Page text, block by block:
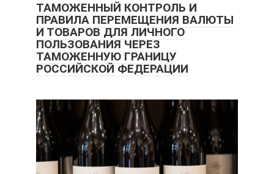
ТАМОЖЕННЫЙ КОНТРОЛЬ И
ПРАВИЛА ПЕРЕМЕЩЕНИЯ ВАЛЮТЫ
И ТОВАРОВ ДЛЯ ЛИЧНОГО
ПОЛЬЗОВАНИЯ ЧЕРЕЗ
ТАМОЖЕННУЮ ГРАНИЦУ
РОССИЙСКОЙ ФЕДЕРАЦИИ